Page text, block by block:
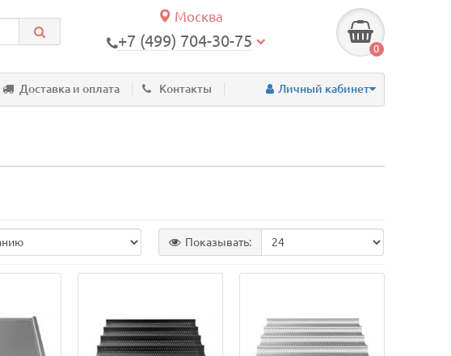
Москва
+7 (499) 704-30-75 0
Доставка и оплата Контакты Личный кабинет
Показывать: